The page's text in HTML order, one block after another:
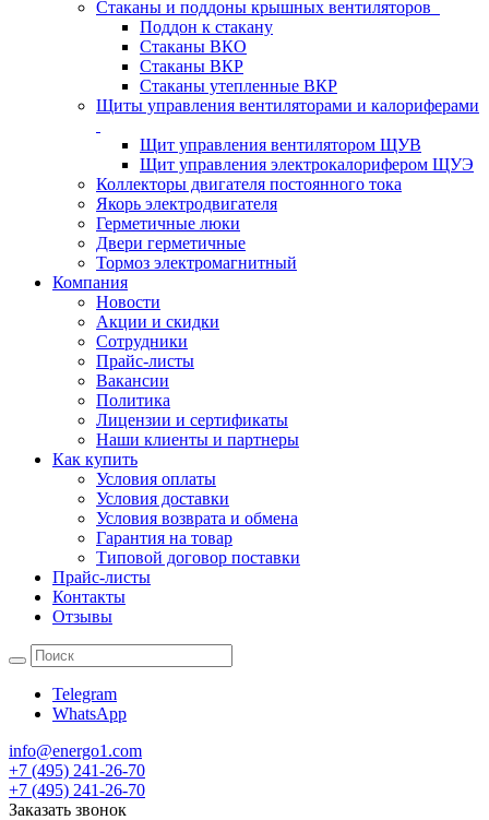
Стаканы и поддоны крышных вентиляторов
Поддон к стакану
Стаканы ВКО
Стаканы ВКР
Стаканы утепленные ВКР
Щиты управления вентиляторами и калориферами
Щит управления вентилятором ЩУВ
Щит управления электрокалорифером ЩУЭ
Коллекторы двигателя постоянного тока
Якорь электродвигателя
Герметичные люки
Двери герметичные
Тормоз электромагнитный
Компания
Новости
Акции и скидки
Сотрудники
Прайс-листы
Вакансии
Политика
Лицензии и сертификаты
Наши клиенты и партнеры
Как купить
Условия оплаты
Условия доставки
Условия возврата и обмена
Гарантия на товар
Типовой договор поставки
Прайс-листы
Контакты
Отзывы
Telegram
WhatsApp
info@energo1.com
+7 (495) 241-26-70
+7 (495) 241-26-70
Заказать звонок